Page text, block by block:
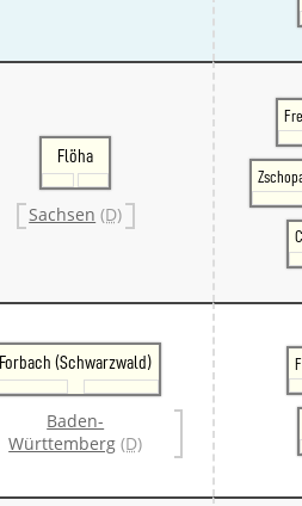
Flöha
Sachsen (D)
Forbach (Schwarzwald)
Baden-
Württemberg (D)